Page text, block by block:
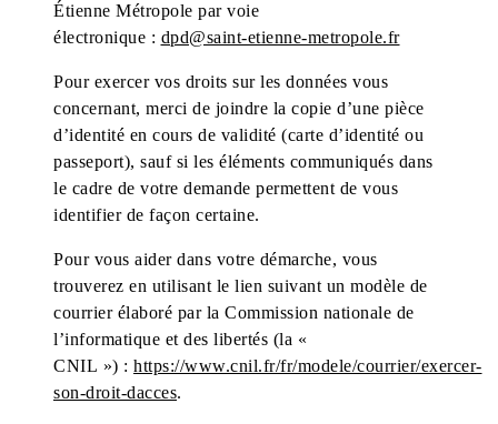
Étienne Métropole par voie
électronique : dpd@saint-etienne-metropole.fr
Pour exercer vos droits sur les données vous
concernant, merci de joindre la copie d’une pièce
d’identité en cours de validité (carte d’identité ou
passeport), sauf si les éléments communiqués dans
le cadre de votre demande permettent de vous
identifier de façon certaine.
Pour vous aider dans votre démarche, vous
trouverez en utilisant le lien suivant un modèle de
courrier élaboré par la Commission nationale de
l’informatique et des libertés (la «
CNIL ») : https://www.cnil.fr/fr/modele/courrier/exercer-
son-droit-dacces.